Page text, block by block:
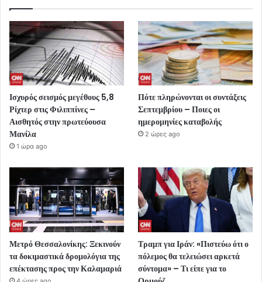
Ισχυρός σεισμός μεγέθους 5,8
Ρίχτερ στις Φιλιππίνες –
Αισθητός στην πρωτεύουσα
Μανίλα
1 ώρα ago
Πότε πληρώνονται οι συντάξεις
Σεπτεμβρίου – Ποιες οι
ημερομηνίες καταβολής
2 ώρες ago
Μετρό Θεσσαλονίκης: Ξεκινούν
τα δοκιμαστικά δρομολόγια της
επέκτασης προς την Καλαμαριά
Τραμπ για Ιράν: «Πιστεύω ότι ο
πόλεμος θα τελειώσει αρκετά
σύντομα» – Τι είπε για το